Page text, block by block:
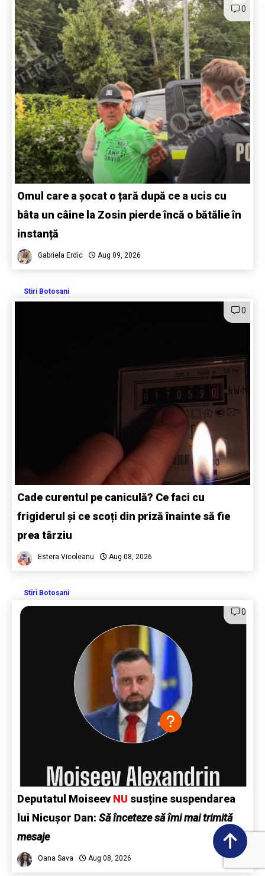
0
Omul care a șocat o țară după ce a ucis cu
bâta un câine la Zosin pierde încă o bătălie în
instanță
Gabriela Erdic Aug 09, 2026
Stiri Botosani
0
Cade curentul pe caniculă? Ce faci cu
frigiderul și ce scoți din priză înainte să fie
prea târziu
Estera Vicoleanu Aug 08, 2026
Stiri Botosani
0
Deputatul Moiseev NU susține suspendarea
lui Nicușor Dan: Să înceteze să îmi mai trimită
mesaje
Oana Sava Aug 08, 2026